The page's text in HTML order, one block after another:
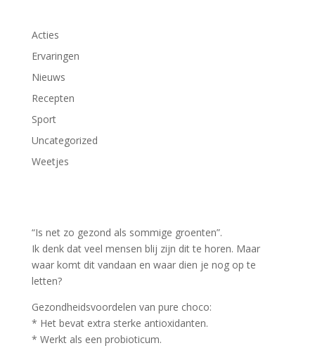
Acties
Ervaringen
Nieuws
Recepten
Sport
Uncategorized
Weetjes
“Is net zo gezond als sommige groenten”.
Ik denk dat veel mensen blij zijn dit te horen. Maar
waar komt dit vandaan en waar dien je nog op te
letten?
Gezondheidsvoordelen van pure choco:
* Het bevat extra sterke antioxidanten.
* Werkt als een probioticum.